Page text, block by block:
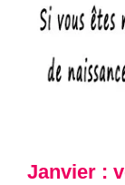
Janvier :